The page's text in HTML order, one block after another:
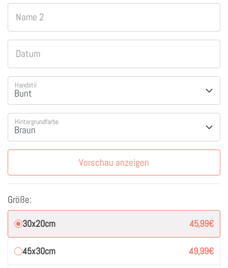
Name 2
Datum
Handstil
Hintergrundfarbe
Vorschau anzeigen
Größe:
30x20cm 45,99€
45x30cm 49,99€